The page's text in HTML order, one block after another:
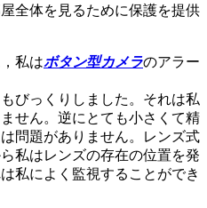
全体を見るために保護を提供
私はボタン型カメラのアラー
びっくりしました。それは私
せん。逆にとても小さくて精
問題がありません。レンズ式
私はレンズの存在の位置を発
私によく監視することができ